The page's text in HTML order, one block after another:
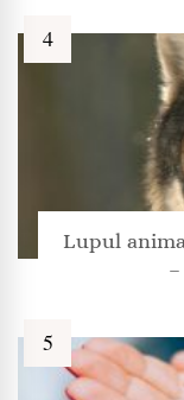
Lupul